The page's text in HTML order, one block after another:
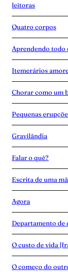
leitoras
Quatro corpos
Aprendendo todo
Itemerários
Chorar como um
Pequenas
Gravilândia
Falar o quê?
Escrita de uma
Agora
Departamento de
O custo de vida
O começo do